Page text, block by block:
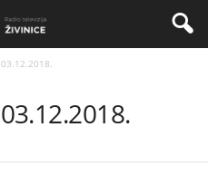
03.12.2018.